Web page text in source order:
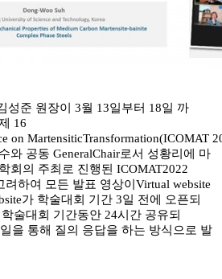
성준 원장이 3월 13일부터 18일 까
16
on MartensiticTransformation(ICOMAT
와 공동 GeneralChair로서 성황리에 마
회의 주최로 진행된 ICOMAT2022
려하여 모든 발표 영상이Virtual website
가 학술대회 기간 3일 전에 오픈되
술대회 기간동안 24시간 공유되
을 통해 질의 응답을 하는 방식으로 발